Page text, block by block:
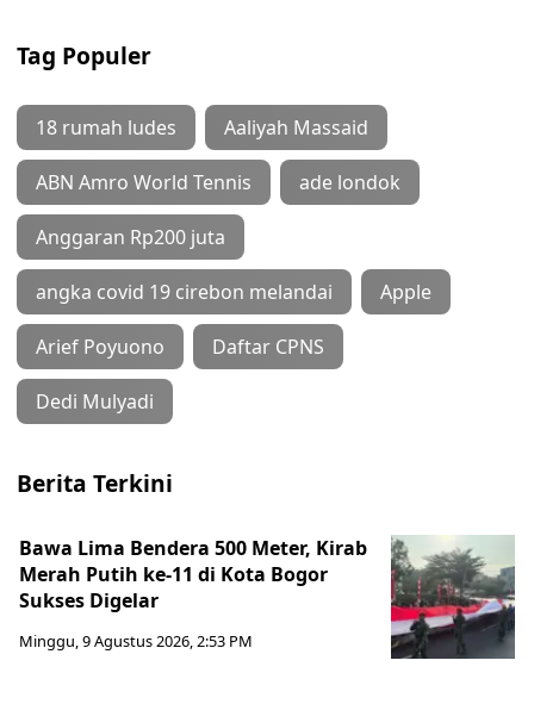
Tag Populer
18 rumah ludes Aaliyah Massaid
ABN Amro World Tennis ade londok
Anggaran Rp200 juta
angka covid 19 cirebon melandai Apple
Arief Poyuono Daftar CPNS
Dedi Mulyadi
Berita Terkini
Bawa Lima Bendera 500 Meter, Kirab
Merah Putih ke-11 di Kota Bogor
Sukses Digelar
Minggu, 9 Agustus 2026, 2:53 PM